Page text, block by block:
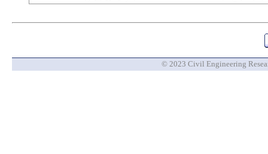
© 2023 Civil Engineering